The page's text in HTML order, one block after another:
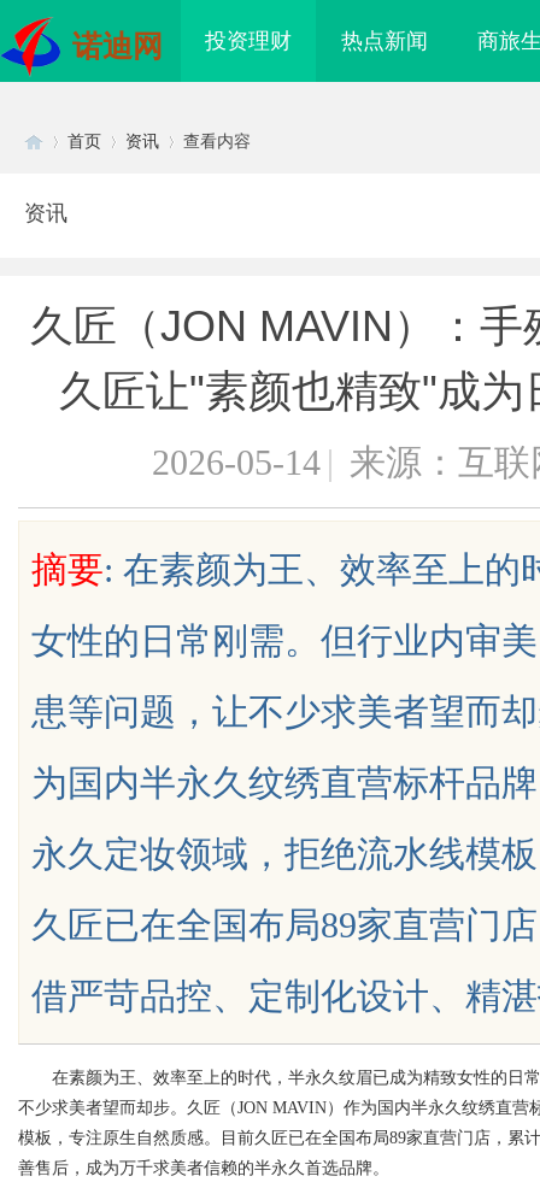
诺迪网 投资理财 热点新闻 商旅
uz
首页 资讯 查看内容
资讯
久匠（JON MAVIN）：
久匠让"素颜也精致"成
2026-05-14 | 来源：互联
摘要: 在素颜为王、效率至上的
女性的日常刚需。但行业内审
患等问题，让不少求美者望而
为国内半永久纹绣直营标杆品
永久定妆领域，拒绝流水线模
久匠已在全国布局89家直营门
借严苛品控、定制化设计、精
在素颜为王、效率至上的时代，半永久纹眉已成为精致女性的日
不少求美者望而却步。久匠（JON MAVIN）作为国内半永久纹绣直
模板，专注原生自然质感。目前久匠已在全国布局89家直营门店，累
善售后，成为万千求美者信赖的半永久首选品牌。
辨识度